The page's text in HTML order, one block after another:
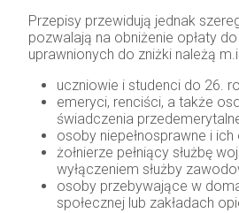
Przepisy przewidują jednak
pozwalają na obniżenie opłaty do
uprawnionych do zniżki należą
uczniowie i studenci do 26.
emeryci, renciści, a także
świadczenia
osoby niepełnosprawne i ich
żołnierze pełniący służbę
wyłączeniem służby
osoby przebywające w
społecznej lub zakładach